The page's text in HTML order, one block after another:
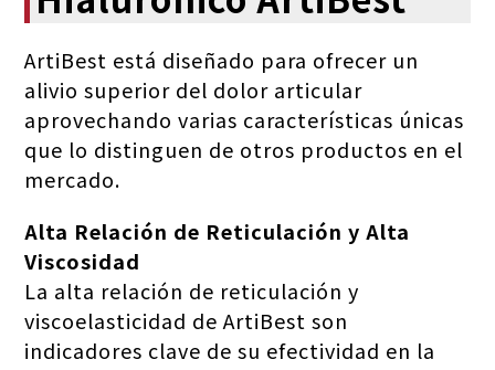
ArtiBest está diseñado para ofrecer un
alivio superior del dolor articular
aprovechando varias características únicas
que lo distinguen de otros productos en el
mercado.
Alta Relación de Reticulación y Alta
Viscosidad
La alta relación de reticulación y
viscoelasticidad de ArtiBest son
indicadores clave de su efectividad en la